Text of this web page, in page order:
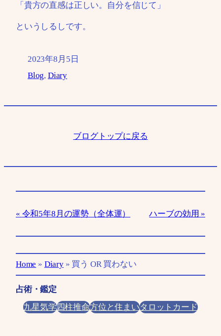
「貴方の直感は正しい。自分を信じて」
というしるしです。
2023年8月5日
Blog, Diary
ブログトップに戻る
令和5年8月の運勢（全体運） ハーブの効用
Home » Diary » 買う OR 買わない
占術・鑑定
九星気学四柱推命方位と住まいタロットカード